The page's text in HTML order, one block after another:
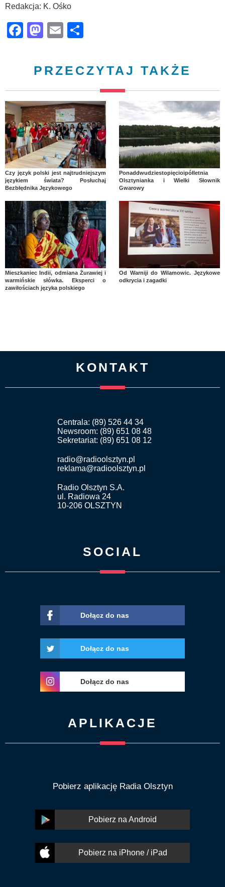
Redakcja: K. Ośko
Facebook
Mastodon
Email
PRZECZYTAJ TAKŻE
Czy język polski jest najtrudniejszym
językiem świata? Posłuchaj
Bezbłędnika Językowego
Ponaddwudziestopięcioipółletnia
Olsztynianka i Wielki Słownik
Gwarowy
Mieszkaniec Indii, odmiana Żurawiej i
warmińskie słówka. Eksperci o
zawiłościach języka polskiego
Od Warniji do Wilamowic. Językowe
odkrycia i zagadki
KONTAKT
Centrala: (89) 526 44 34
Newsroom: (89) 651 08 48
Sekretariat: (89) 651 08 12
radio@radioolsztyn.pl
reklama@radioolsztyn.pl
Radio Olsztyn S.A.
ul. Radiowa 24
10-206 OLSZTYN
SOCIAL
Dołącz do nas
Dołącz do nas
Dołącz do nas
APLIKACJE
Pobierz aplikację Radia Olsztyn
Pobierz na Android
Pobierz na iPhone / iPad